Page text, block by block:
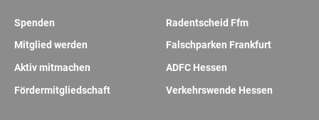
Radentscheid Ffm
Falschparken Frankfurt
ADFC Hessen
Verkehrswende Hessen
Spenden
Mitglied werden
Aktiv mitmachen
Fördermitgliedschaft